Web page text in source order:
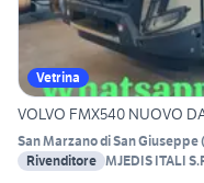
Vetrina
VOLVO FMX540 NUOVO
San Marzano di San Giuseppe(
Rivenditore MJEDIS ITALI